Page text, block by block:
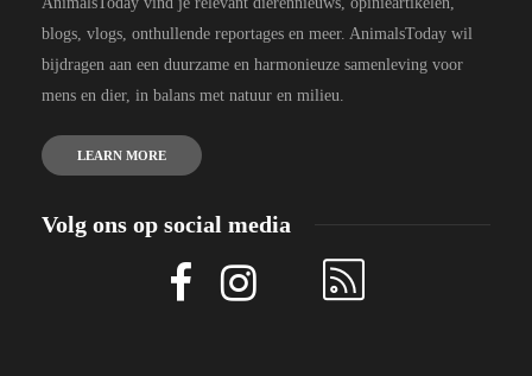
blogs, vlogs, onthullende reportages en meer. AnimalsToday wil
bijdragen aan een duurzame en harmonieuze samenleving voor
mens en dier, in balans met natuur en milieu.
LEARN MORE
Volg ons op social media